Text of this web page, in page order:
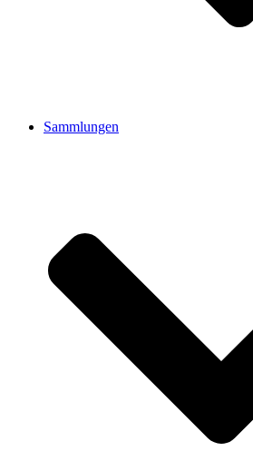
Sammlungen